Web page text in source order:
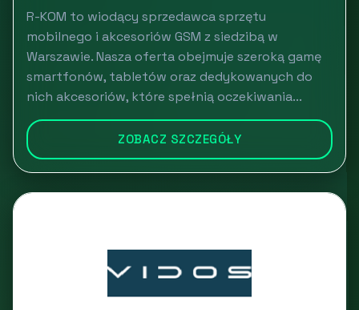
R-KOM to wiodący sprzedawca sprzętu
mobilnego i akcesoriów GSM z siedzibą w
Warszawie. Nasza oferta obejmuje szeroką gamę
smartfonów, tabletów oraz dedykowanych do
nich akcesoriów, które spełnią oczekiwania...
ZOBACZ SZCZEGÓŁY